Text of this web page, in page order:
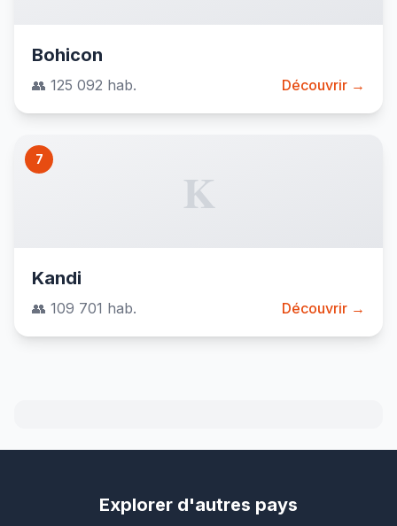
Bohicon
👥 125 092 hab. Découvrir →
7
K
Kandi
👥 109 701 hab. Découvrir →
Explorer d'autres pays